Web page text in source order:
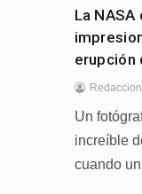
La
erupción
Redaccion
Un
increíble
cuando